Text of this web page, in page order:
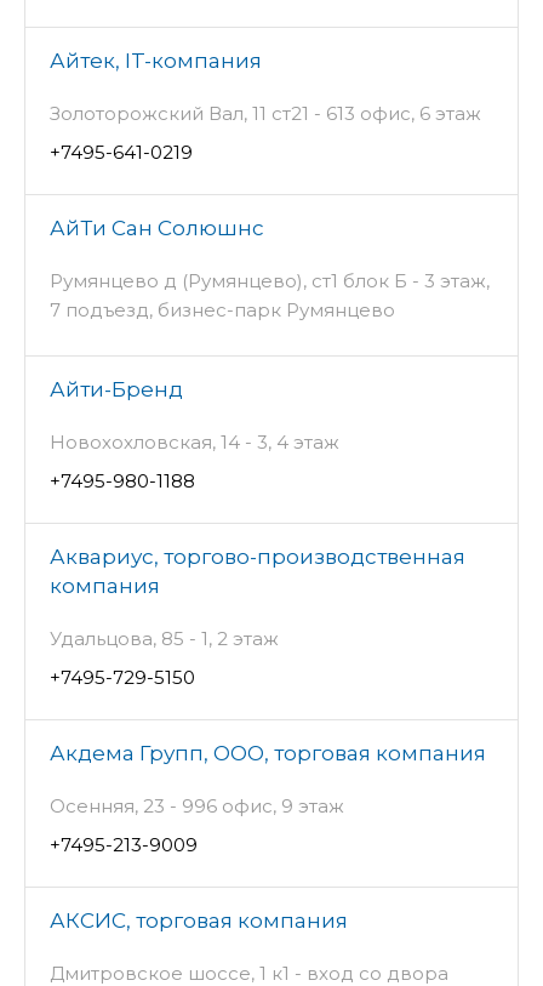
Айтек, IT-компания
Золоторожский Вал, 11 ст21 - 613 офис, 6 этаж
+7495-641-0219
АйТи Сан Солюшнс
Румянцево д (Румянцево), ст1 блок Б - 3 этаж,
7 подъезд, бизнес-парк Румянцево
Айти-Бренд
Новохохловская, 14 - 3, 4 этаж
+7495-980-1188
Аквариус, торгово-производственная
компания
Удальцова, 85 - 1, 2 этаж
+7495-729-5150
Акдема Групп, ООО, торговая компания
Осенняя, 23 - 996 офис, 9 этаж
+7495-213-9009
АКСИС, торговая компания
Дмитровское шоссе, 1 к1 - вход со двора